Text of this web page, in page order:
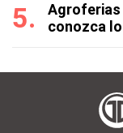
Agroferias
conozca